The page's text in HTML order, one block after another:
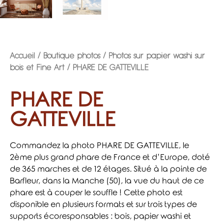
Accueil / Boutique photos/ Photos sur papier washi sur
bois et Fine Art/ PHARE DE GATTEVILLE
PHARE DE
GATTEVILLE
Commandez la photo PHARE DE GATTEVILLE, le
2ème plus grand phare de France et d’Europe, doté
de 365 marches et de 12 étages. Situé à la pointe de
Barfleur, dans la Manche (50), la vue du haut de ce
phare est à couper le souffle ! Cette photo est
disponible en plusieurs formats et sur trois types de
supports écoresponsables : bois, papier washi et